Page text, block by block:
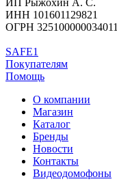
ИП Рыжохин А. С.
ИНН 101601129821
ОГРН 325100000034011
SAFE1
Покупателям
Помощь
О компании
Магазин
Каталог
Бренды
Новости
Контакты
Видеодомофоны